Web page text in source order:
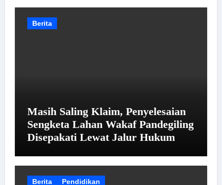
Berita
Masih Saling Klaim, Penyelesaian
Sengketa Lahan Wakaf Pandegiling
Disepakati Lewat Jalur Hukum
Berita
Pendidikan